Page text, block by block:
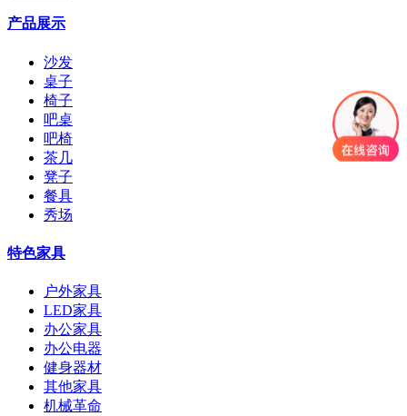
产品展示
沙发
桌子
椅子
吧桌
吧椅
茶几
凳子
餐具
秀场
特色家具
户外家具
LED家具
办公家具
办公电器
健身器材
其他家具
机械革命